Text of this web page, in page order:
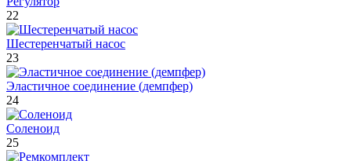
22
Шестеренчатый насос
23
Эластичное соединение (демпфер)
24
Соленоид
25